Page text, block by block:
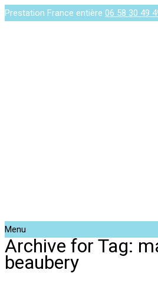
Prestation France entière 06 58 30 49
Menu
Archive for Tag:
beaubery